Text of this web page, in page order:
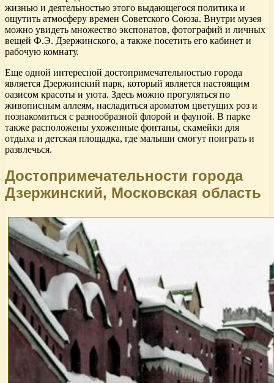
жизнью и деятельностью этого выдающегося политика и
ощутить атмосферу времен Советского Союза. Внутри музея
можно увидеть множество экспонатов, фотографий и личных
вещей Ф.Э. Дзержинского, а также посетить его кабинет и
рабочую комнату.
Еще одной интересной достопримечательностью города
является Дзержинский парк, который является настоящим
оазисом красоты и уюта. Здесь можно прогуляться по
живописным аллеям, насладиться ароматом цветущих роз и
познакомиться с разнообразной флорой и фауной. В парке
также расположены ухоженные фонтаны, скамейки для
отдыха и детская площадка, где малыши смогут поиграть и
развлечься.
Достопримечательности города
Дзержинский, Московская область